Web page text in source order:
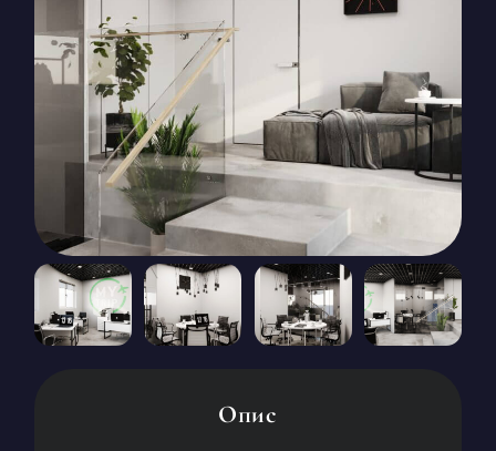
БЛОГ
RU
+380671500551
Замовити дзвінок зараз
Опис